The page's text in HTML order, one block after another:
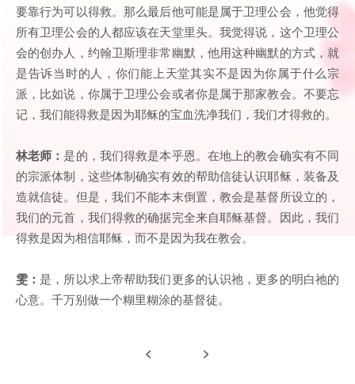
要靠行为可以得救。那么最后他可能是属于卫理公会，他觉得
所有卫理公会的人都应该在天堂里头。我觉得说，这个卫理公
会的创办人，约翰卫斯理非常幽默，他用这种幽默的方式，就
是告诉当时的人，你们能上天堂其实不是因为你属于什么宗
派，比如说，你属于卫理公会或者你是属于那家教会。不要忘
记，我们能得救是因为耶稣的宝血洗净我们，我们才得救的。
林老师： 是的，我们得救是本乎恩。在地上的教会确实有不同
的宗派体制，这些体制确实有效的帮助信徒认识耶稣，装备及
造就信徒。但是，我们不能本末倒置，教会是基督所设立的，
我们的元首，我们得救的确据完全来自耶稣基督。因此，我们
得救是因为相信耶稣，而不是因为我在教会。
雯： 是，所以求上帝帮助我们更多的认识祂，更多的明白祂的
心意。千万别做一个糊里糊涂的基督徒。
< >